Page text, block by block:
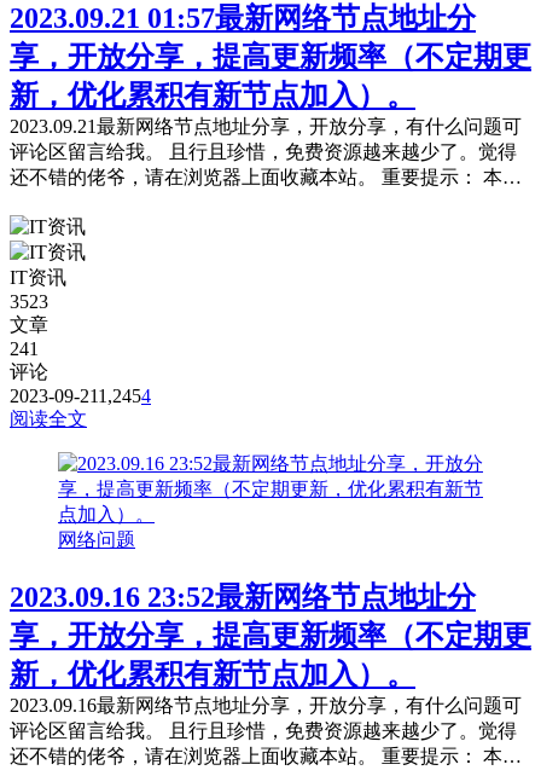
2023.09.21 01:57最新网络节点地址分
享，开放分享，提高更新频率（不定期更
新，优化累积有新节点加入）。
2023.09.21最新网络节点地址分享，开放分享，有什么问题可
评论区留言给我。 且行且珍惜，免费资源越来越少了。觉得
还不错的佬爷，请在浏览器上面收藏本站。 重要提示： 本站
收费版的高速机场节点相提并论，不能奢望太多。 为防止失
联，请下载本站APP进行安装或是收藏本站及备用站点。 常
见问题，统一回复： 第一：注意你自己的网络环境（本地连
接当中的...
IT资讯
3523
文章
241
评论
2023-09-211,2454
阅读全文
网络问题
2023.09.16 23:52最新网络节点地址分
享，开放分享，提高更新频率（不定期更
新，优化累积有新节点加入）。
2023.09.16最新网络节点地址分享，开放分享，有什么问题可
评论区留言给我。 且行且珍惜，免费资源越来越少了。觉得
还不错的佬爷，请在浏览器上面收藏本站。 重要提示： 本站